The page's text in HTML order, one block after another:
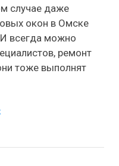
случае даже
окон в Омске
всегда можно
ремонт
тоже выполнят